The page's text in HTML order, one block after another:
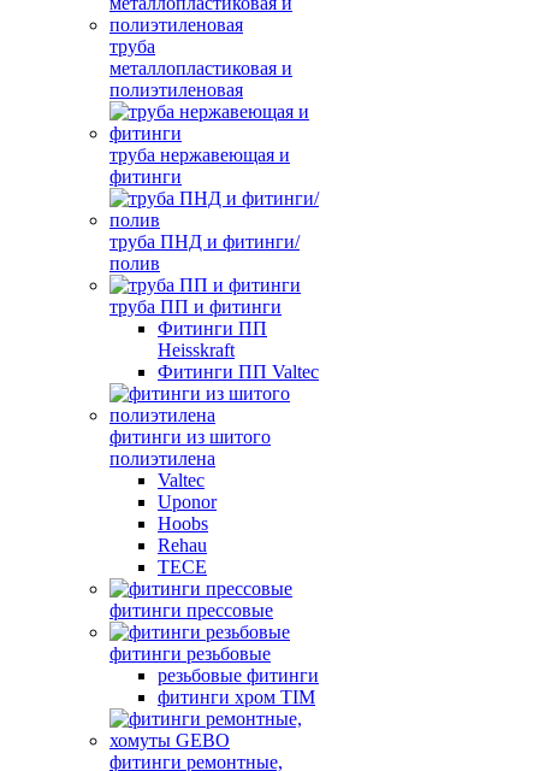
труба
металлопластиковая и
полиэтиленовая
труба нержавеющая и
фитинги
труба ПНД и фитинги/
полив
труба ПП и фитинги
Фитинги ПП
Heisskraft
Фитинги ПП Valtec
фитинги из шитого
полиэтилена
Valtec
Uponor
Hoobs
Rehau
TECE
фитинги прессовые
фитинги резьбовые
резьбовые фитинги
фитинги хром TIM
фитинги ремонтные,